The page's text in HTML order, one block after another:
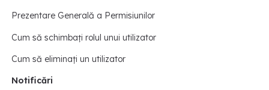
Prezentare Generală a Permisiunilor
Cum să schimbați rolul unui utilizator
Cum să eliminați un utilizator
Notificări